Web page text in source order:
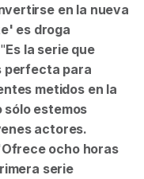
en la nueva
es droga
Es la serie que
perfecta para
metidos en la
sólo estemos
actores.
Ofrece ocho horas
serie